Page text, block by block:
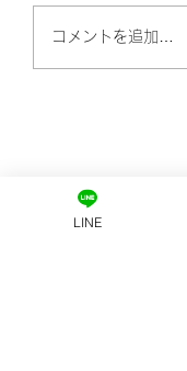
日曜日が定
コメントを追加…
姿勢・肩甲骨まわりの柔
LINE